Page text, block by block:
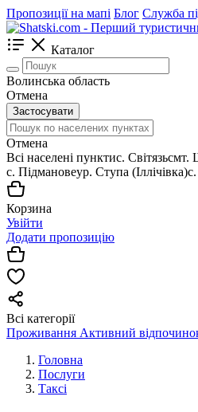
Пропозиції на мапі Блог Служба
Каталог
Волинська область
Отмена
Застосувати
Отмена
Всі населені пунктиc. Світязьсмт.
с. Підмановеур. Ступа (Іллічівка)
Корзина
Увійти
Додати пропозицію
Всі категорії
Проживання Активний
Головна
Послуги
Таксі